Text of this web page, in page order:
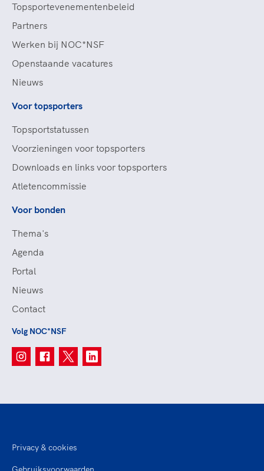
Topsportevenementenbeleid
Partners
Werken bij NOC*NSF
Openstaande vacatures
Nieuws
Voor topsporters
Topsportstatussen
Voorzieningen voor topsporters
Downloads en links voor topsporters
Atletencommissie
Voor bonden
Thema's
Agenda
Portal
Nieuws
Contact
Volg NOC*NSF
Privacy & cookies